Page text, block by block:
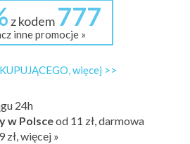
z kodem 777
inne promocje »
więcej >>
24h
w Polsceod 11 zł, darmowa
zł, więcej »